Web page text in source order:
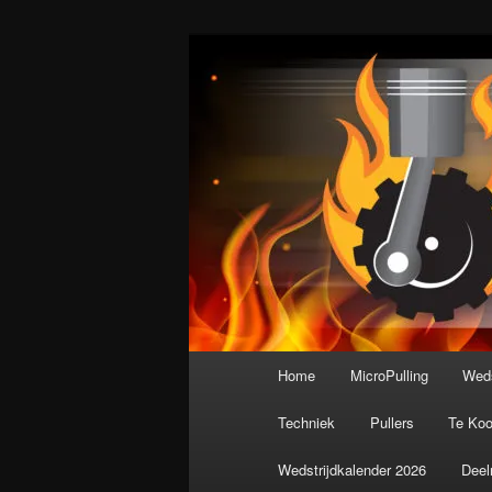
De meest krachtige
Home MicroPulling
Techniek Pullers Te
Wedstrijdkalender 2026